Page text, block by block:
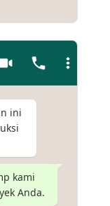
ini
kami
Anda.